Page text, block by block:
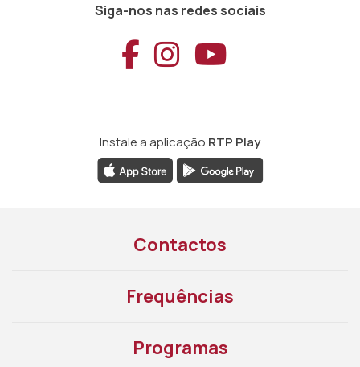
Siga-nos nas redes sociais
Aceder ao
Aceder ao
Aceder
Instale a aplicação RTP Play
Contactos
Frequências
Programas